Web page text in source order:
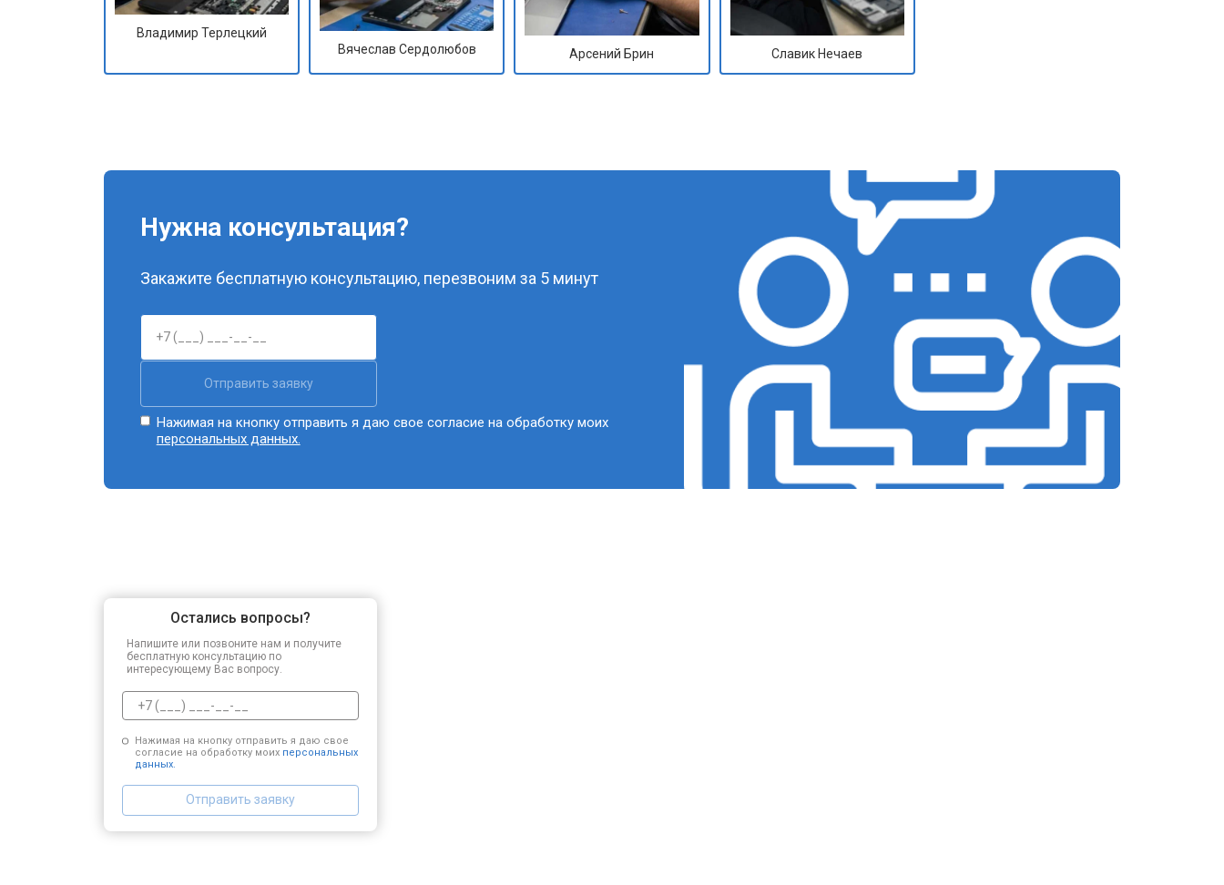
Владимир Терлецкий
Вячеслав Сердолюбов
Арсений Брин Славик Нечаев
Нужна консультация?
Закажите бесплатную консультацию, перезвоним за 5 минут
Отправить заявку
Нажимая на кнопку отправить я даю свое согласие на обработку моих
персональных данных.
Остались вопросы?
Напишите или позвоните нам и получите
бесплатную консультацию по
интересующему Вас вопросу.
Нажимая на кнопку отправить я даю свое
согласие на обработку моих персональных
данных.
Отправить заявку